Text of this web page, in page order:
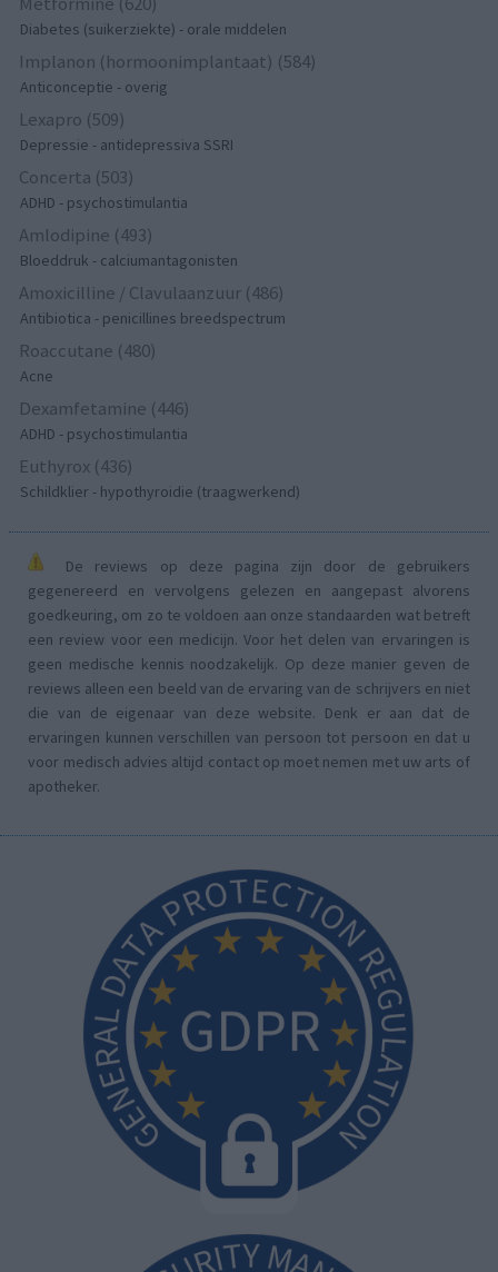
Diabetes (suikerziekte) - orale middelen
Implanon (hormoonimplantaat) (584)
Anticonceptie - overig
Lexapro (509)
Depressie - antidepressiva SSRI
Concerta (503)
ADHD - psychostimulantia
Amlodipine (493)
Bloeddruk - calciumantagonisten
Amoxicilline / Clavulaanzuur (486)
Antibiotica - penicillines breedspectrum
Roaccutane (480)
Acne
Dexamfetamine (446)
ADHD - psychostimulantia
Euthyrox (436)
Schildklier - hypothyroidie (traagwerkend)
De reviews op deze pagina zijn door de gebruikers
gegenereerd en vervolgens gelezen en aangepast alvorens
goedkeuring, om zo te voldoen aan onze standaarden wat betreft
een review voor een medicijn. Voor het delen van ervaringen is
geen medische kennis noodzakelijk. Op deze manier geven de
reviews alleen een beeld van de ervaring van de schrijvers en niet
die van de eigenaar van deze website. Denk er aan dat de
ervaringen kunnen verschillen van persoon tot persoon en dat u
voor medisch advies altijd contact op moet nemen met uw arts of
apotheker.